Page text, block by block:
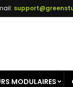
MODULAIRES